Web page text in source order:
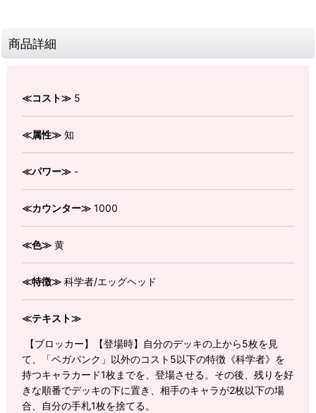
商品詳細
≪コスト≫ 5
≪属性≫ 知
≪パワー≫ -
≪カウンター≫ 1000
≪色≫ 黄
≪特徴≫ 科学者/エッグヘッド
≪テキスト≫
【ブロッカー】【登場時】自分のデッキの上から5枚を見
て、「ベガパンク」以外のコスト5以下の特徴《科学者》を
持つキャラカード1枚までを、登場させる。その後、残りを好
きな順番でデッキの下に置き、相手のキャラが2枚以下の場
合、自分の手札1枚を捨てる。